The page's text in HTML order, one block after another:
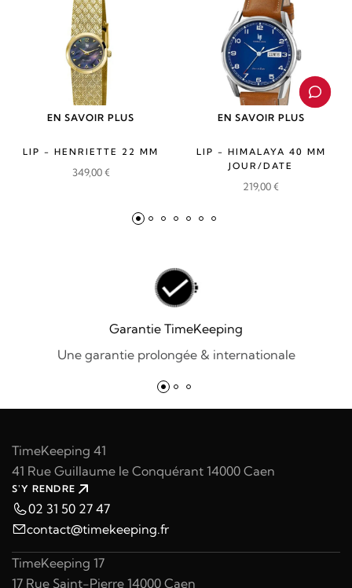
EN SAVOIR PLUS
LIP - HENRIETTE 22 MM
349,00€
EN SAVOIR PLUS
LIP - HIMALAYA 40 MM
JOUR/DATE
219,00€
Garantie TimeKeeping
Une garantie prolongée & internationale
TimeKeeping 41
41 Rue Guillaume le Conquérant 14000 Caen
S'Y RENDRE
02 31 50 27 47
contact@timekeeping.fr
TimeKeeping 17
17 Rue Saint-Pierre 14000 Caen